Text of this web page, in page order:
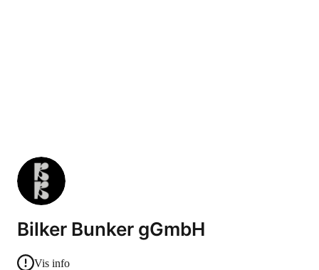
Bilker Bunker gGmbH
Vis info